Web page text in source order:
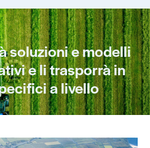
soluzioni e modelli
e li trasporrà in
a livello